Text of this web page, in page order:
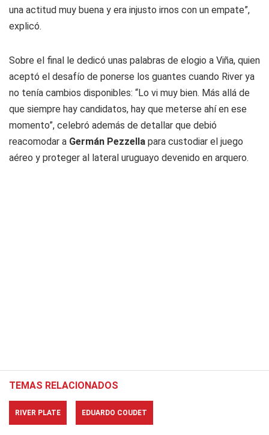
una actitud muy buena y era injusto irnos con un empate”,
explicó.
Sobre el final le dedicó unas palabras de elogio a Viña, quien
aceptó el desafío de ponerse los guantes cuando River ya
no tenía cambios disponibles: “Lo vi muy bien. Más allá de
que siempre hay candidatos, hay que meterse ahí en ese
momento”, celebró además de detallar que debió
reacomodar a Germán Pezzella para custodiar el juego
aéreo y proteger al lateral uruguayo devenido en arquero.
TEMAS RELACIONADOS
RIVER PLATE EDUARDO COUDET